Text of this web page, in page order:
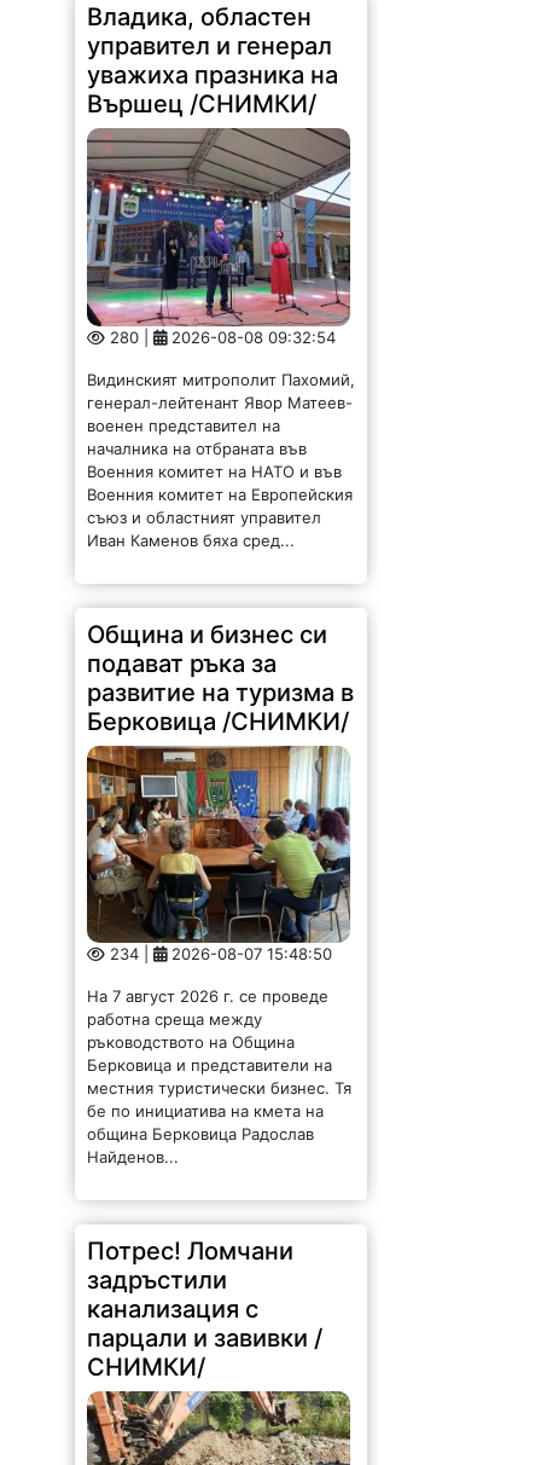
Владика, областен
управител и генерал
уважиха празника на
Вършец /СНИМКИ/
280 | 2026-08-08 09:32:54
Видинският митрополит Пахомий,
генерал-лейтенант Явор Матеев-
военен представител на
началника на отбраната във
Военния комитет на НАТО и във
Военния комитет на Европейския
съюз и областният управител
Иван Каменов бяха сред...
Община и бизнес си
подават ръка за
развитие на туризма в
Берковица /СНИМКИ/
234 | 2026-08-07 15:48:50
На 7 август 2026 г. се проведе
работна среща между
ръководството на Община
Берковица и представители на
местния туристически бизнес. Тя
бе по инициатива на кмета на
община Берковица Радослав
Найденов...
Потрес! Ломчани
задръстили
канализация с
парцали и завивки /
СНИМКИ/